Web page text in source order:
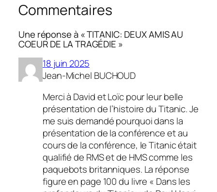
Commentaires
Une réponse à « TITANIC: DEUX AMIS AU
COEUR DE LA TRAGÉDIE »
18 juin 2025
Jean-Michel BUCHOUD
Merci à David et Loïc pour leur belle
présentation de l’histoire du Titanic. Je
me suis demandé pourquoi dans la
présentation de la conférence et au
cours de la conférence, le Titanic était
qualifié de RMS et de HMS comme les
paquebots britanniques. La réponse
figure en page 100 du livre « Dans les